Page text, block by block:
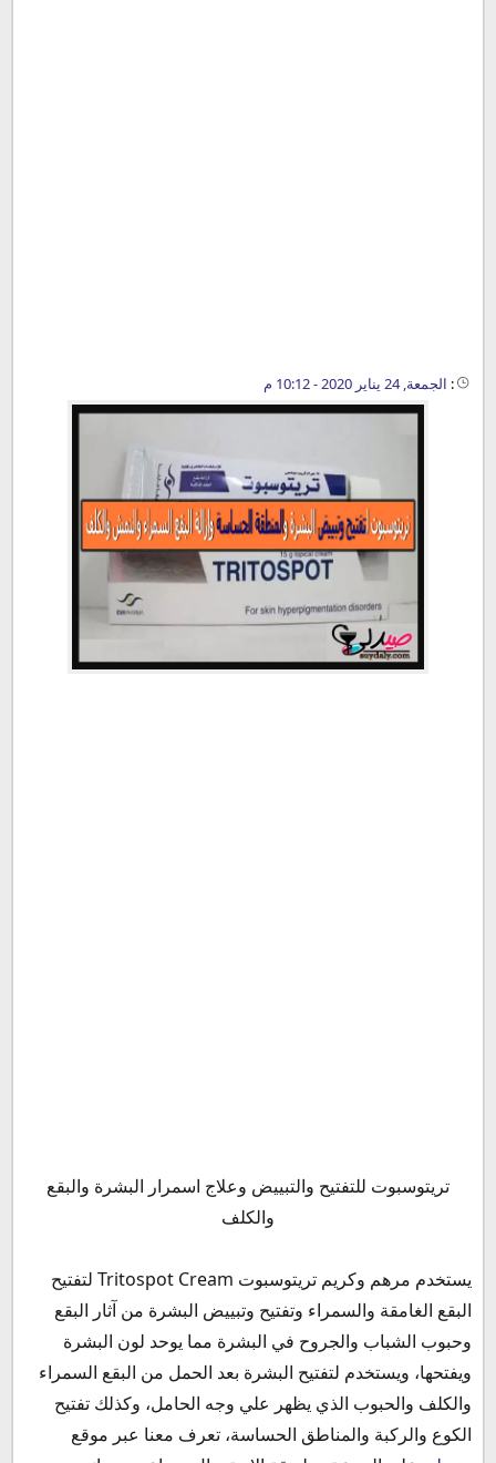
: الجمعة, 24 يناير 2020 - 10:12 م
معلومات عن كريم تريتوسبوت المصري المادة الفعالة والتركيب
رأي الأطباء في كريم تريتوسبوت
الأعراض الجانبية كريم تريتوسبوت
الأسباب التي تزيد الأعراض الجانبية لكريم تريتوسبوت للوجه
احمرار بعد استخدام تريتوسبوت
تريتوسبوت للهالات السوداء
تريتوسبوت للنمش
موانع واحتياطات ونصائح لاستعمال كريم تريتوسبوت
تريتوسبوت للتفتيح والتبييض وعلاج اسمرار البشرة والبقع
والكلف
يستخدم مرهم وكريم تريتوسبوت Tritospot Cream لتفتيح
البقع الغامقة والسمراء وتفتيح وتبييض البشرة من آثار البقع
وحبوب الشباب والجروح في البشرة مما يوحد لون البشرة
ويفتحها، ويستخدم لتفتيح البشرة بعد الحمل من البقع السمراء
والكلف والحبوب الذي يظهر علي وجه الحامل، وكذلك تفتيح
الكوع والركبة والمناطق الحساسة، تعرف معنا عبر موقع